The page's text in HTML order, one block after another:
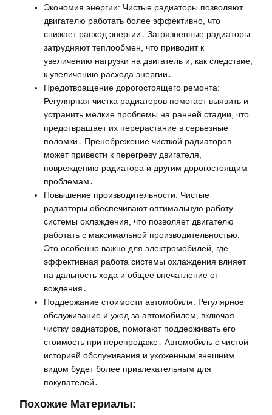
Экономия энергии: Чистые радиаторы позволяют
двигателю работать более эффективно, что
снижает расход энергии․ Загрязненные радиаторы
затрудняют теплообмен, что приводит к
увеличению нагрузки на двигатель и, как следствие,
к увеличению расхода энергии․
Предотвращение дорогостоящего ремонта:
Регулярная чистка радиаторов помогает выявить и
устранить мелкие проблемы на ранней стадии, что
предотвращает их перерастание в серьезные
поломки․ Пренебрежение чисткой радиаторов
может привести к перегреву двигателя,
повреждению радиатора и другим дорогостоящим
проблемам․
Повышение производительности: Чистые
радиаторы обеспечивают оптимальную работу
системы охлаждения, что позволяет двигателю
работать с максимальной производительностью;
Это особенно важно для электромобилей, где
эффективная работа системы охлаждения влияет
на дальность хода и общее впечатление от
вождения․
Поддержание стоимости автомобиля: Регулярное
обслуживание и уход за автомобилем, включая
чистку радиаторов, помогают поддерживать его
стоимость при перепродаже․ Автомобиль с чистой
историей обслуживания и ухоженным внешним
видом будет более привлекательным для
покупателей․
Похожие Материалы: